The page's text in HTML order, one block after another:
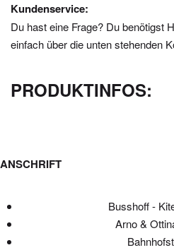
Kundenservice:
Du hast eine Frage? Du benötigst
einfach über die unten stehenden
PRODUKTINFOS:
ANSCHRIFT
Busshoff -
Arno &